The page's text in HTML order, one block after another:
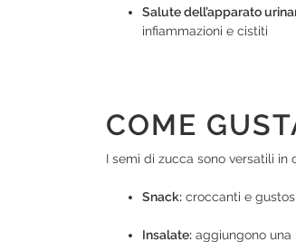
Salute dell’apparato
infiammazioni e cistiti
COME
I semi di zucca sono versatili in
Snack: croccanti e gustosi
Insalate: aggiungono